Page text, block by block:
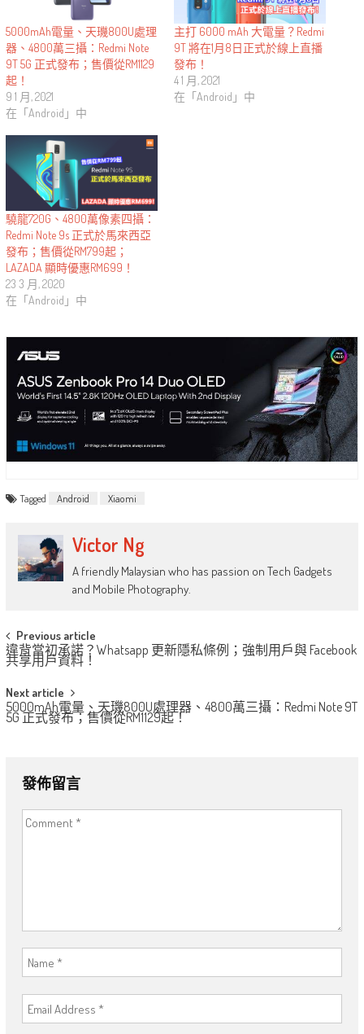
5000mAh電量、天璣800U處理
器、4800萬三攝：Redmi Note
9T 5G 正式發布；售價從RM1129
起！
9 1 月, 2021
在「Android」中
主打 6000 mAh 大電量？Redmi
9T 將在1月8日正式於線上直播
發布！
4 1 月, 2021
在「Android」中
驍龍720G、4800萬像素四攝：
Redmi Note 9s 正式於馬來西亞
發布；售價從RM799起；
LAZADA 顯時優惠RM699！
23 3 月, 2020
在「Android」中
Tagged Android Xiaomi
Victor Ng
A friendly Malaysian who has passion on Tech Gadgets
and Mobile Photography.
Post
navigation
Previous article
違背當初承諾？Whatsapp 更新隱私條例；強制用戶與 Facebook
共享用戶資料！
Next article
5000mAh電量、天璣800U處理器、4800萬三攝：Redmi Note 9T
5G 正式發布；售價從RM1129起！
發佈留言